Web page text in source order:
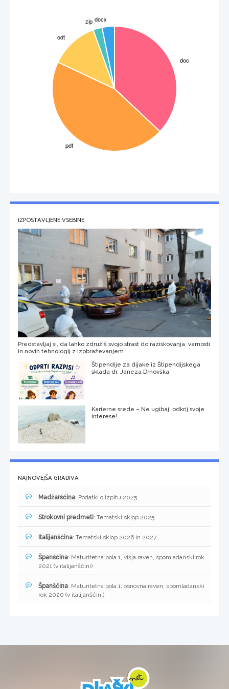
tam v jami? Veš iskal sem zlato. Tam je moj rudnik, kjer ga
kopljem. Nato pa naju je Okar povabil v dnevno sobo, ki pa
ni bila sestavljena iz zlata, ampak iz majhnih draguljev. O
IZPOSTAVLJENE VSEBINE
Predstavljaj si, da lahko združiš svojo strast do raziskovanja, varnosti
in novih tehnologij z izobraževanjem
Štipendije za dijake iz Štipendijskega
sklada dr. Janeza Drnovška
Karierne srede – Ne ugibaj, odkrij svoje
interese!
NAJNOVEJŠA GRADIVA
Madžarščina: Podatki o izpitu 2025
Strokovni predmeti: Tematski sklop 2025
Italijanščina: Tematski sklop 2026 in 2027
Španščina: Maturitetna pola 1, višja raven, spomladanski rok
2021 (v italijanščini)
Španščina: Maturitetna pola 1, osnovna raven, spomladanski
rok 2020 (v italijanščini)